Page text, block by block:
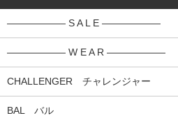
―――――― S A L E ――――――
―――――― W E A R ――――――
CHALLENGER チャレンジャー
BAL バル